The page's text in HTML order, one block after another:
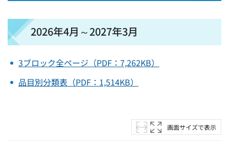
2026年4月～2027年3月
3ブロック全ページ（PDF：7,262KB）
品目別分類表（PDF：1,514KB）
画面サイズで表示